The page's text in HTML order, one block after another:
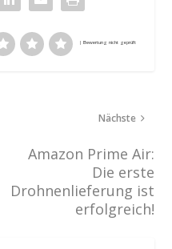
Nächste
Amazon Prime Air:
Die erste
Drohnenlieferung ist
erfolgreich!